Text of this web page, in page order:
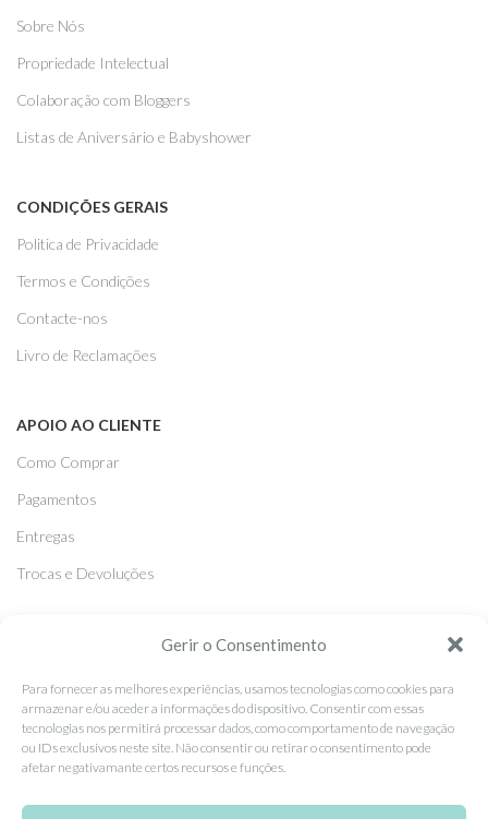
Gerir o Consentimento
Para fornecer as melhores experiências, usamos tecnologias como cookies para
armazenar e/ou aceder a informações do dispositivo. Consentir com essas
tecnologias nos permitirá processar dados, como comportamento de navegação
ou IDs exclusivos neste site. Não consentir ou retirar o consentimento pode
afetar negativamante certos recursos e funções.
Sobre Nós
Propriedade Intelectual
Colaboração com Bloggers
Listas de Aniversário e Babyshower
CONDIÇÕES GERAIS
Politica de Privacidade
Termos e Condições
Contacte-nos
Livro de Reclamações
APOIO AO CLIENTE
Como Comprar
Pagamentos
Entregas
Trocas e Devoluções
Facebook
Instagram
Pinterest